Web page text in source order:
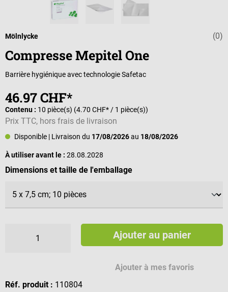
Note (0)
Mölnlycke
Compresse Mepitel One
Barrière hygiénique avec technologie Safetac
46.97 CHF*
Contenu : 10 pièce(s) (4.70 CHF* / 1 pièce(s))
Prix TTC, hors frais de livraison
Disponible | Livraison du 17/08/2026au 18/08/2026
À utiliser avant le : 28.08.2028
Sélectionnez
Dimensions et taille de l'emballage
Ajouter au panier
Ajouter à mes favoris
Réf. produit : 110804